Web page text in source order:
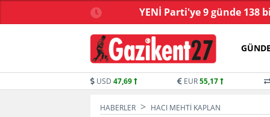
yasa tartışmalarla
başladı
YENİ Parti'ye 9 günde 138
USD 47,69 EUR55,17
HABERLER HACI MEHTI KAPLAN